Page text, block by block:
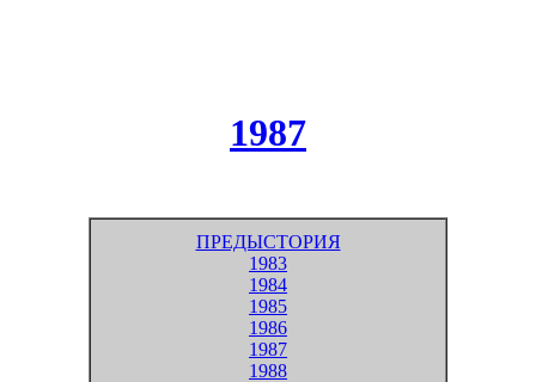
1987
ПРЕДЫСТОРИЯ
1983
1984
1985
1986
1987
1988